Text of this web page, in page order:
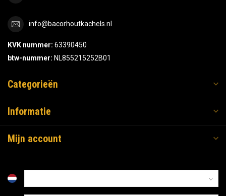
info@bacorhoutkachels.nl
KVK nummer: 63390450
btw-nummer: NL855215252B01
Categorieën
Informatie
Mijn account